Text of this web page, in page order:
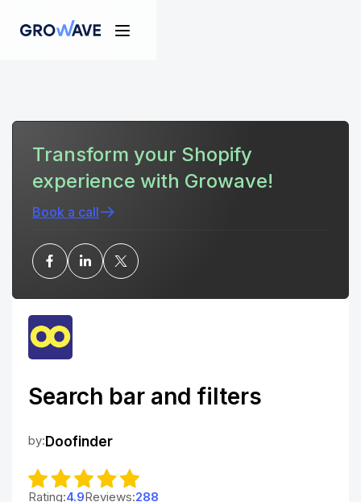
Transform your Shopify
experience with Growave!
Book a call
Search bar and filters
by: Doofinder
Rating:4.9Reviews:288